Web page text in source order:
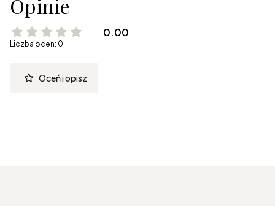
Opinie
0.00
Liczba ocen: 0
Oceń i opisz